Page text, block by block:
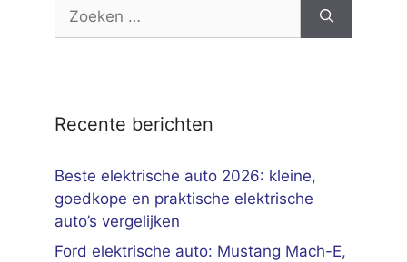
naar:
Recente berichten
Beste elektrische auto 2026: kleine,
goedkope en praktische elektrische
auto’s vergelijken
Ford elektrische auto: Mustang Mach-E,